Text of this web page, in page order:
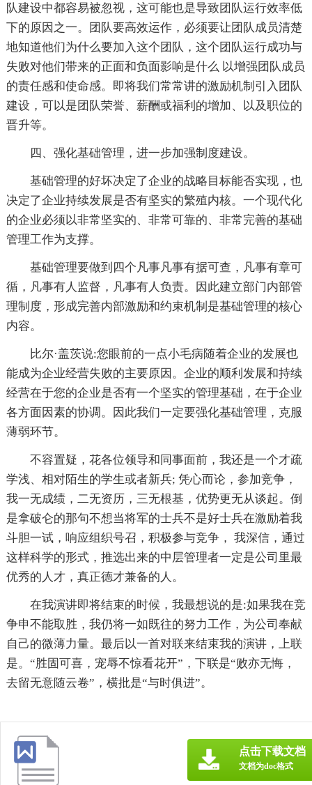
队建设中都容易被忽视，这可能也是导致团队运行效率低
下的原因之一。团队要高效运作，必须要让团队成员清楚
地知道他们为什么要加入这个团队，这个团队运行成功与
失败对他们带来的正面和负面影响是什么 以增强团队成员
的责任感和使命感。即将我们常常讲的激励机制引入团队
建设，可以是团队荣誉、薪酬或福利的增加、以及职位的
晋升等。
四、强化基础管理，进一步加强制度建设。
基础管理的好坏决定了企业的战略目标能否实现，也
决定了企业持续发展是否有坚实的繁殖内核。一个现代化
的企业必须以非常坚实的、非常可靠的、非常完善的基础
管理工作为支撑。
基础管理要做到四个凡事凡事有据可查，凡事有章可
循，凡事有人监督，凡事有人负责。因此建立部门内部管
理制度，形成完善内部激励和约束机制是基础管理的核心
内容。
比尔·盖茨说:您眼前的一点小毛病随着企业的发展也
能成为企业经营失败的主要原因。企业的顺利发展和持续
经营在于您的企业是否有一个坚实的管理基础，在于企业
各方面因素的协调。因此我们一定要强化基础管理，克服
薄弱环节。
不容置疑，花各位领导和同事面前，我还是一个才疏
学浅、相对陌生的学生或者新兵; 凭心而论，参加竞争，
我一无成绩，二无资历，三无根基，优势更无从谈起。倒
是拿破仑的那句不想当将军的士兵不是好士兵在激励着我
斗胆一试，响应组织号召，积极参与竞争， 我深信，通过
这样科学的形式，推选出来的中层管理者一定是公司里最
优秀的人才，真正德才兼备的人。
在我演讲即将结束的时候，我最想说的是:如果我在竞
争申不能取胜，我仍将一如既往的努力工作，为公司奉献
自己的微薄力量。最后以一首对联来结束我的演讲，上联
是。“胜固可喜，宠辱不惊看花开”，下联是“败亦无悔，
去留无意随云卷”，横批是“与时俱进”。
点击下载文档
文档为doc格式